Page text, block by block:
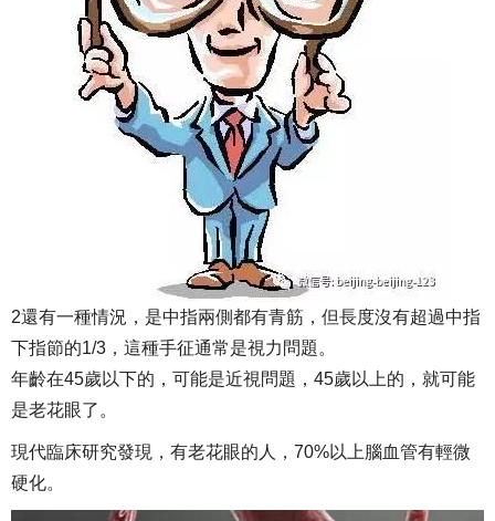
2還有一種情況，是中指兩側都有青筋，但長度沒有超過中指
下指節的1/3，這種手征通常是視力問題。
年齡在45歲以下的，可能是近視問題，45歲以上的，就可能
是老花眼了。
現代臨床研究發現，有老花眼的人，70%以上腦血管有輕微
硬化。